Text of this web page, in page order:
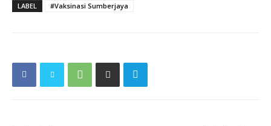
LABEL #Vaksinasi Sumberjaya